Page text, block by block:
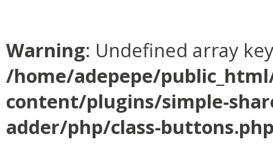
Warning: Undefined array
/home/adepepe/
content/plugins/simple-
adder/php/class-